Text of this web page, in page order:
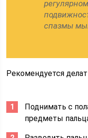
спазмы
Рекомендуется
Поднимать с
предметы